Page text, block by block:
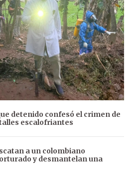
detenido confesó el crimen de
escalofriantes
a un colombiano
y desmantelan una